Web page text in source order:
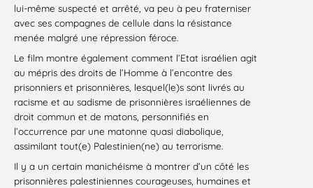
lui-même suspecté et arrêté, va peu à peu fraterniser
avec ses compagnes de cellule dans la résistance
menée malgré une répression féroce.
Le film montre également comment l’Etat israélien agit
au mépris des droits de l’Homme à l’encontre des
prisonniers et prisonnières, lesquel(le)s sont livrés au
racisme et au sadisme de prisonnières israéliennes de
droit commun et de matons, personnifiés en
l’occurrence par une matonne quasi diabolique,
assimilant tout(e) Palestinien(ne) au terrorisme.
Il y a un certain manichéisme à montrer d’un côté les
prisonnières palestiniennes courageuses, humaines et